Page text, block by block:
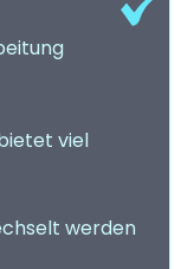
viel
werden